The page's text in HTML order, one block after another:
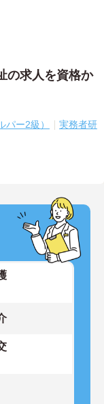
の求人を資格か
ー2級）
実務者研